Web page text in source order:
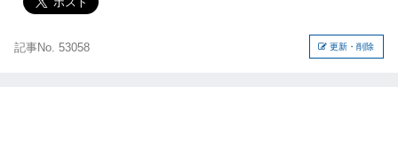
記事No. 53058 更新・削除